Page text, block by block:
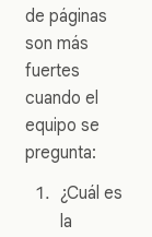
de páginas
son más
fuertes
cuando el
equipo se
pregunta:
¿Cuál es
la